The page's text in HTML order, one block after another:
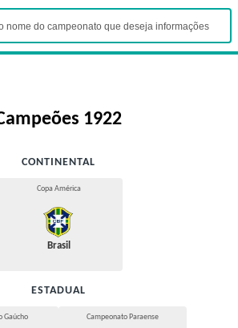
1922
CONTINENTAL
Copa América
Brasil
ESTADUAL
Gaúcho Campeonato Paraense